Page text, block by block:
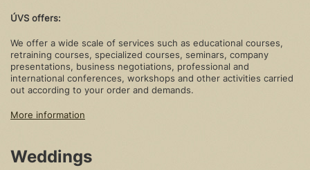
ÚVS offers:
We offer a wide scale of services such as educational courses,
retraining courses, specialized courses, seminars, company
presentations, business negotiations, professional and
international conferences, workshops and other activities carried
out according to your order and demands.
More information
Weddings